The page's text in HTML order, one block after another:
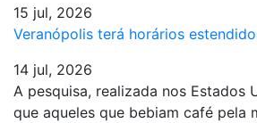
15 jul, 2026
Veranópolis terá horários
14 jul, 2026
A pesquisa, realizada nos Estados
que aqueles que bebiam café pela